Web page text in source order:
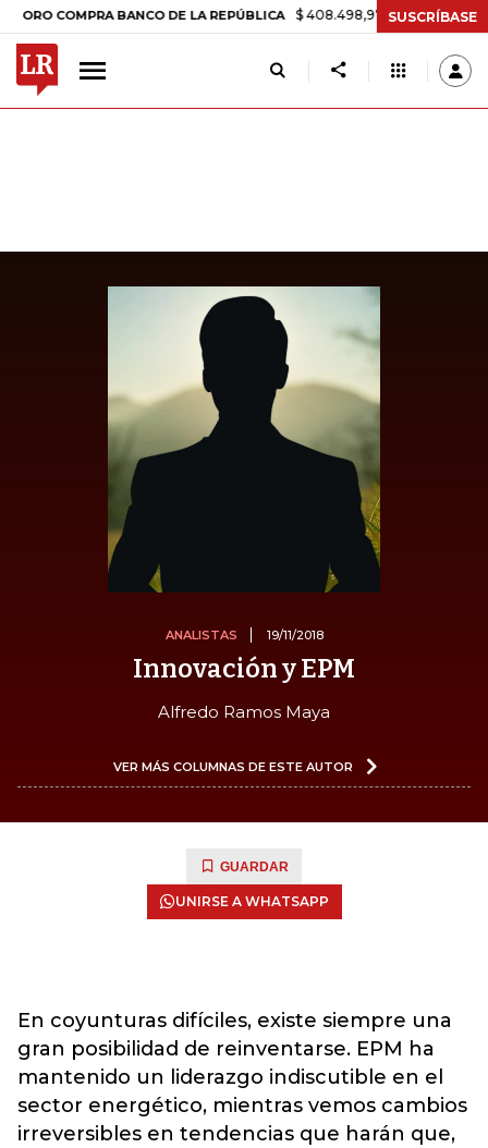
COMPRA BANCO DE LA REPÚBLICA $ 408.498,97 +$ 8.753,81 +2,19%
SUSCRÍBASE
ANALISTAS 19/11/2018
Innovación y EPM
Alfredo Ramos Maya
VER MÁS COLUMNAS DE ESTE AUTOR
GUARDAR
UNIRSE A WHATSAPP
En coyunturas difíciles, existe siempre una
gran posibilidad de reinventarse. EPM ha
mantenido un liderazgo indiscutible en el
sector energético, mientras vemos cambios
irreversibles en tendencias que harán que,